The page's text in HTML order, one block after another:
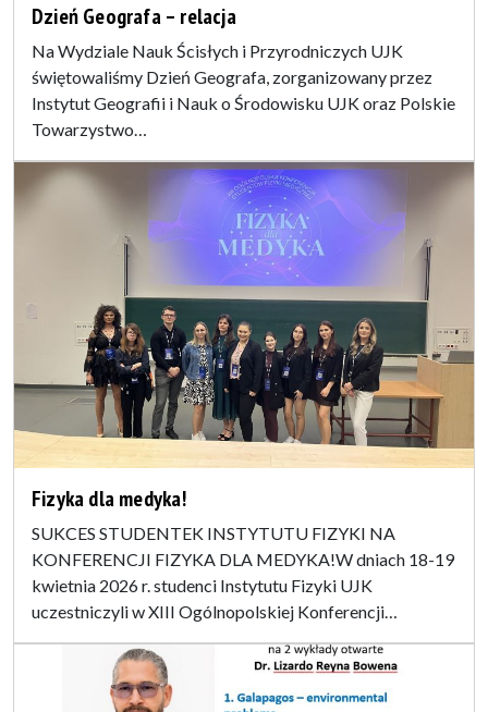
Dzień Geografa – relacja
Na Wydziale Nauk Ścisłych i Przyrodniczych UJK
świętowaliśmy Dzień Geografa, zorganizowany przez
Instytut Geografii i Nauk o Środowisku UJK oraz Polskie
Towarzystwo…
Fizyka dla medyka!
SUKCES STUDENTEK INSTYTUTU FIZYKI NA
KONFERENCJI FIZYKA DLA MEDYKA!W dniach 18-19
kwietnia 2026 r. studenci Instytutu Fizyki UJK
uczestniczyli w XIII Ogólnopolskiej Konferencji…